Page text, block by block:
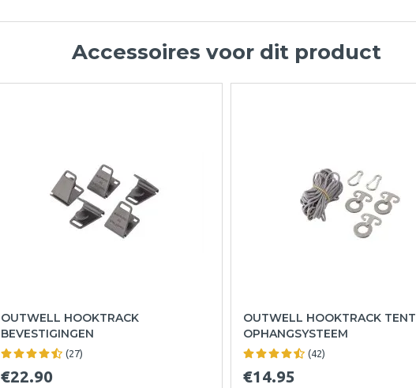
Accessoires voor dit product
OUTWELL HOOKTRACK
BEVESTIGINGEN
(27)
€22.90
OUTWELL HOOKTRACK TENT
OPHANGSYSTEEM
(42)
€14.95